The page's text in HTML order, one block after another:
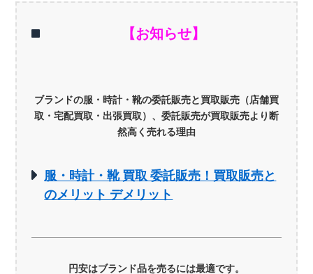
【お知らせ】
ブランドの服・時計・靴の委託販売と買取販売（店舗買
取・宅配買取・出張買取）、委託販売が買取販売より断
然高く売れる理由
服・時計・靴 買取 委託販売！買取販売と
のメリット デメリット
円安はブランド品を売るには最適です。